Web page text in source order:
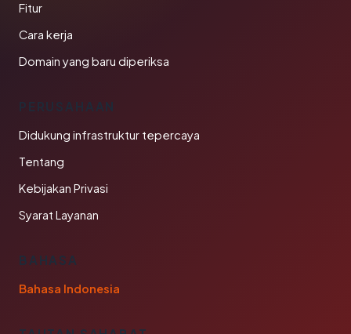
Fitur
Cara kerja
Domain yang baru diperiksa
PERUSAHAAN
Didukung infrastruktur tepercaya
Tentang
Kebijakan Privasi
Syarat Layanan
BAHASA
Bahasa Indonesia